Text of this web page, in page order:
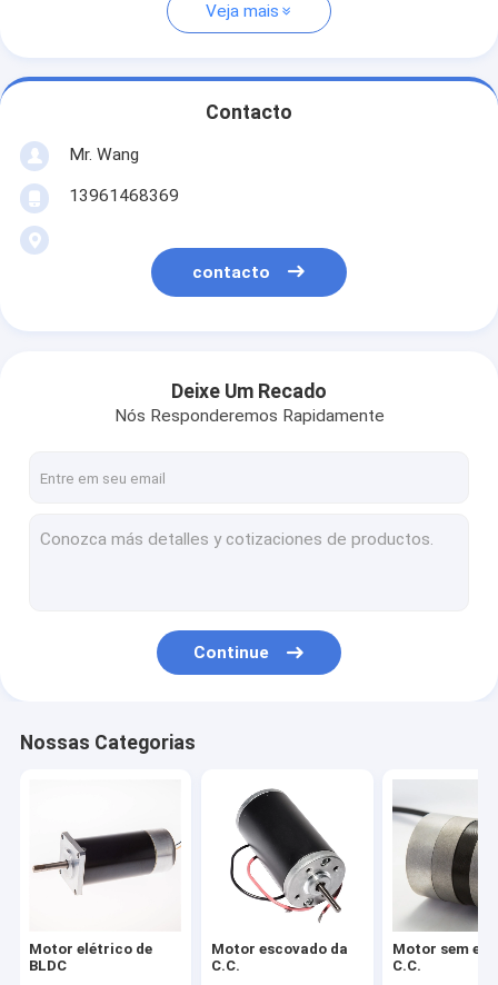
Veja mais
Contacto
Mr. Wang
13961468369
contacto
Deixe Um Recado
Nós Responderemos Rapidamente
Continue
Nossas Categorias
Motor elétrico de
BLDC
Motor escovado da
C.C.
Motor sem
C.C.